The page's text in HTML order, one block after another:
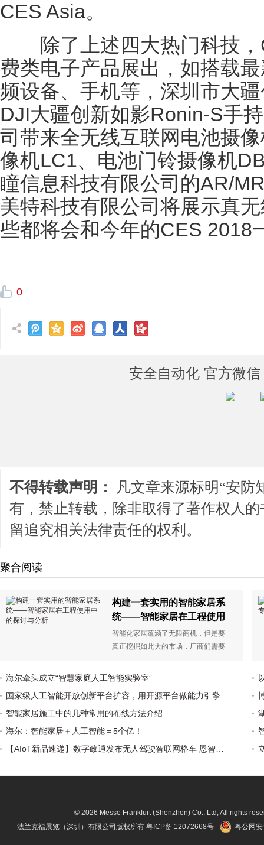
CES Asia。
除了上述四大热门科技，
费类电子产品展出，如搭载
频设备、手机等，深圳市大
DJI大疆创新如影Ronin-S手
司带来全无线互联网电池摄
像机LC1、电池门铃摄像机
瞳信息科技有限公司的AR/
美特科技有限公司将展示真
些都将会和今年的CES 2018
0
安全自动化 官方微
不得转载声明：
凡文章来源标明“安防
有，禁止转载，除非取得了著作权人
留追究相关法律责任的权利。
聚合阅读
构建一套实用的智能家居系
统——智能家居在工程使用
中的探讨与分析
智能化家居蕴涵了无限商机，但是要
真正挖掘如此大的市场，厂商们需要
者的深层需求，朝着实用化、模块
质、服务和价格定位。\r\n
海尔牵头成立“智慧家庭人工智能实验室”
国家级人工智能开放创新平台扩容，用开源平台做能力引擎
智能家居施工中的几种常用的布线方法介绍
海尔：智能家居＋人工智能＝5个亿！
© 2026 Messe Frankfurt (Shenzhen) Co., Ltd, All rights
法兰克福展览（深圳）有限公司版权所有 粤ICP备 12072668号 粤公网